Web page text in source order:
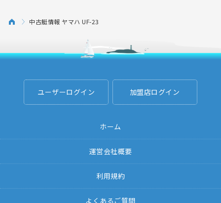
中古艇情報 ヤマハ UF-23
ユーザーログイン 加盟店ログイン
ホーム
運営会社概要
利用規約
よくあるご質問